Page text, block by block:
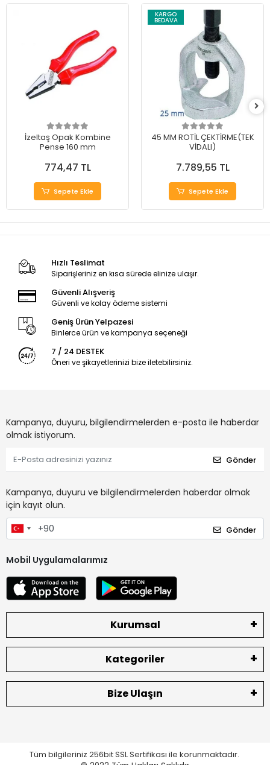
İzeltaş Opak Kombine
Pense 160 mm
774,47 TL
Sepete Ekle
KARGO
BEDAVA
45 MM ROTİL ÇEKTİRME(TEK
VİDALI)
7.789,55 TL
Sepete Ekle
Hızlı Teslimat
Siparişleriniz en kısa sürede elinize ulaşır.
Güvenli Alışveriş
Güvenli ve kolay ödeme sistemi
Geniş Ürün Yelpazesi
Binlerce ürün ve kampanya seçeneği
7 / 24 DESTEK
Öneri ve şikayetlerinizi bize iletebilirsiniz.
Kampanya, duyuru, bilgilendirmelerden e-posta ile haberdar
olmak istiyorum.
Gönder
Kampanya, duyuru ve bilgilendirmelerden haberdar olmak
için kayıt olun.
Gönder
Mobil Uygulamalarımız
Kurumsal
Kategoriler
Bize Ulaşın
Tüm bilgileriniz 256bit SSL Sertifikası ile korunmaktadır.